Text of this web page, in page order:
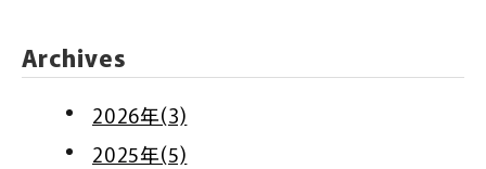
Archives
2026年(3)
2025年(5)